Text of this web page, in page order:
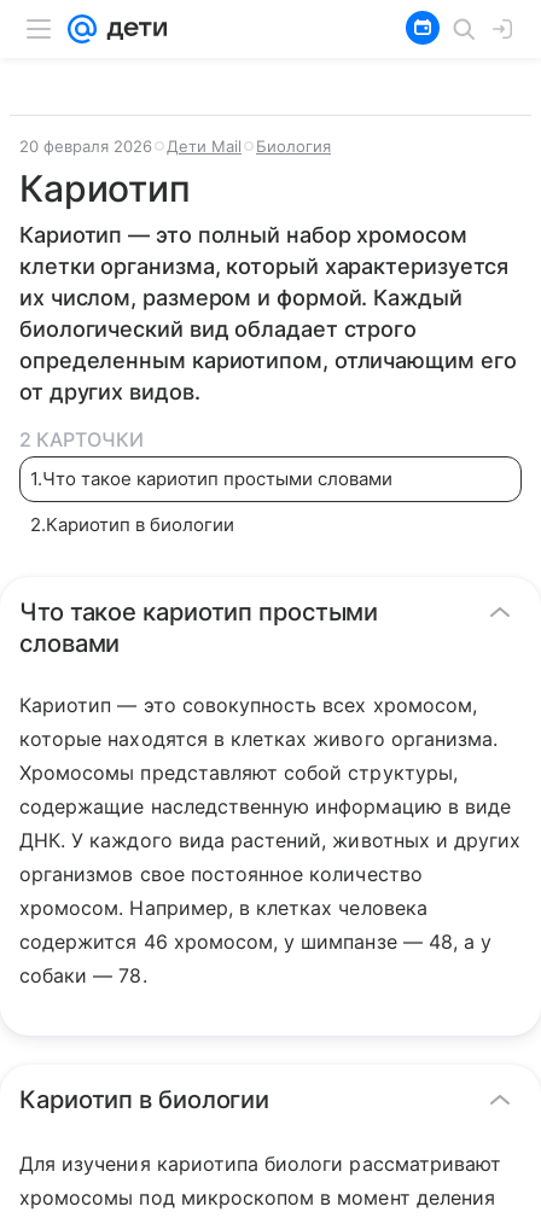
20 февраля 2026 Дети Mail Биология
Кариотип
Кариотип — это полный набор хромосом
клетки организма, который характеризуется
их числом, размером и формой. Каждый
биологический вид обладает строго
определенным кариотипом, отличающим его
от других видов.
2 КАРТОЧКИ
1.Что такое кариотип простыми словами
2.Кариотип в биологии
Что такое кариотип простыми
словами
Кариотип — это совокупность всех хромосом,
которые находятся в клетках живого организма.
Хромосомы представляют собой структуры,
содержащие наследственную информацию в виде
ДНК. У каждого вида растений, животных и других
организмов свое постоянное количество
хромосом. Например, в клетках человека
содержится 46 хромосом, у шимпанзе — 48, а у
собаки — 78.
Кариотип в биологии
Для изучения кариотипа биологи рассматривают
хромосомы под микроскопом в момент деления